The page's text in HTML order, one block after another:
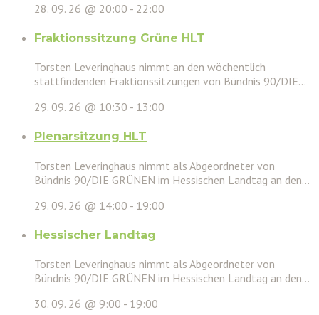
28. 09. 26 @ 20:00 - 22:00
Fraktionssitzung Grüne HLT
Torsten Leveringhaus nimmt an den wöchentlich
stattfindenden Fraktionssitzungen von Bündnis 90/DIE...
29. 09. 26 @ 10:30 - 13:00
Plenarsitzung HLT
Torsten Leveringhaus nimmt als Abgeordneter von
Bündnis 90/DIE GRÜNEN im Hessischen Landtag an den...
29. 09. 26 @ 14:00 - 19:00
Hessischer Landtag
Torsten Leveringhaus nimmt als Abgeordneter von
Bündnis 90/DIE GRÜNEN im Hessischen Landtag an den...
30. 09. 26 @ 9:00 - 19:00